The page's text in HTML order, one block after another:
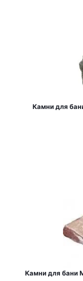
Камни для
Камни для бани